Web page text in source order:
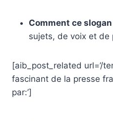
Comment ce
sujets, de voix et de
[aib_post_related url=’/
fascinant de la presse
par:’]